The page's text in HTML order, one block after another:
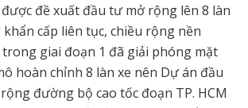
đề xuất đầu tư mở rộng lên 8 làn
cấp liên tục, chiều rộng nền
giai đoạn 1 đã giải phóng mặt
hoàn chỉnh 8 làn xe nên Dự án đầu
đường bộ cao tốc đoạn TP. HCM